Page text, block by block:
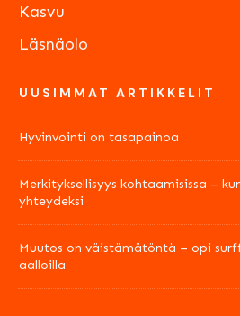
UUSIMMAT ARTIKKELIT
Hyvinvointi on tasapainoa
Merkityksellisyys kohtaamisissa –
yhteydeksi
Muutos on väistämätöntä – opi
aalloilla
Kasvu
Läsnäolo